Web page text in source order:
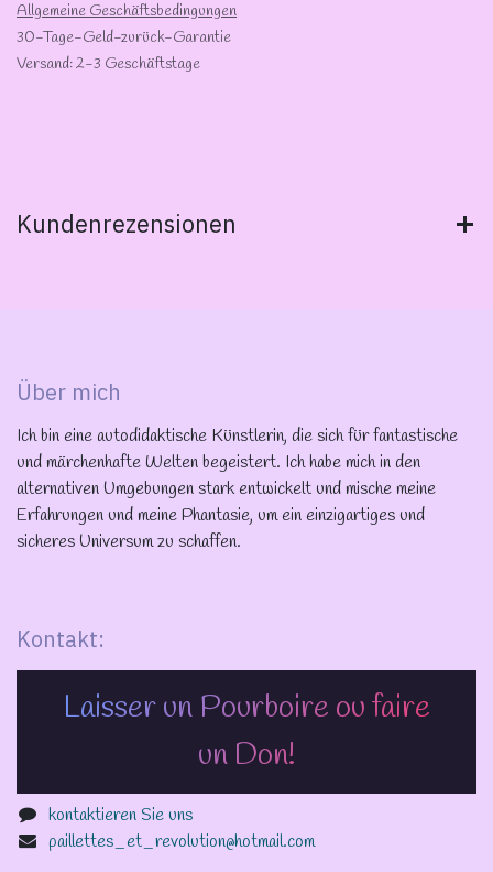
Allgemeine Geschäftsbedingungen
30-Tage-Geld-zurück-Garantie
Versand: 2-3 Geschäftstage
Kundenrezensionen
Über mich
Ich bin eine autodidaktische Künstlerin, die sich für fantastische
und märchenhafte Welten begeistert. Ich habe mich in den
alternativen Umgebungen stark entwickelt und mische meine
Erfahrungen und meine Phantasie, um ein einzigartiges und
sicheres Universum zu schaffen.
Kontakt:
Laisser un Pourboire ou faire
un Don!
kontaktieren Sie uns
paillettes_et_revolution@hotmail.com